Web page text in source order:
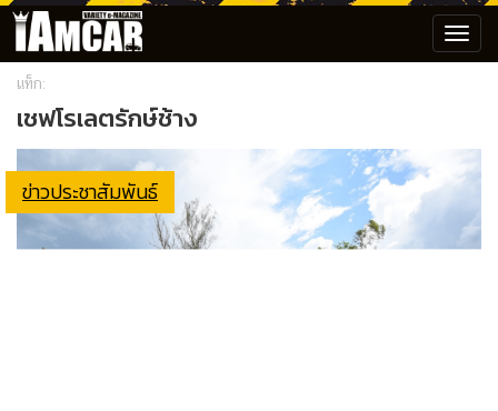
แท็ก:
เชฟโรเลตรักษ์ช้าง
ข่าวประชาสัมพันธ์